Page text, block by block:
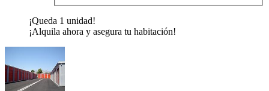
¡Queda 1 unidad!
¡Alquila ahora y asegura tu habitación!